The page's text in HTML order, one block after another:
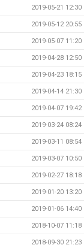
2019-05-21 12:30
2019-05-12 20:55
2019-05-07 11:20
2019-04-28 12:50
2019-04-23 18:15
2019-04-14 21:30
2019-04-07 19:42
2019-03-24 08:24
2019-03-11 08:54
2019-03-07 10:50
2019-02-27 18:18
2019-01-20 13:20
2019-01-06 14:40
2018-10-07 11:18
2018-09-30 21:23